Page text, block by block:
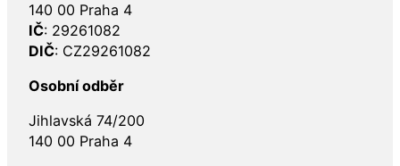
140 00 Praha 4
IČ: 29261082
DIČ: CZ29261082
Osobní odběr
Jihlavská 74/200
140 00 Praha 4